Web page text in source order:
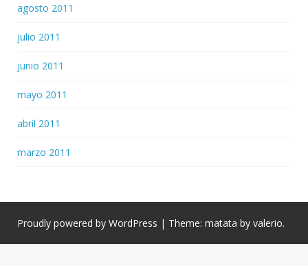
agosto 2011
julio 2011
junio 2011
mayo 2011
abril 2011
marzo 2011
Proudly powered by WordPress | Theme: matata by valerio.